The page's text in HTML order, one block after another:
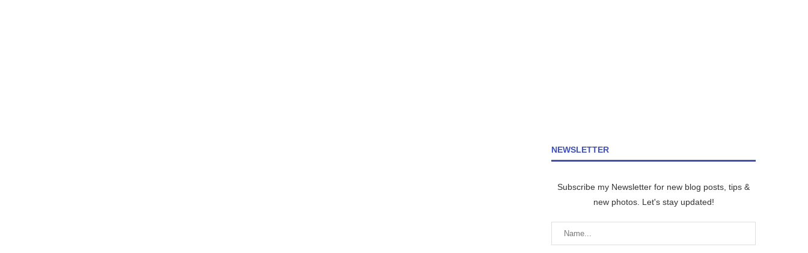
NEWSLETTER
Subscribe my Newsletter for new blog posts, tips &
new photos. Let's stay updated!